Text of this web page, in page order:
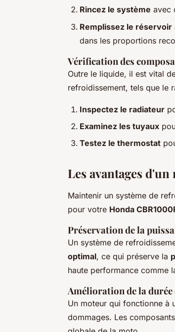
Rincez le système avec
Remplissez le réservoir
dans les proportions
Vérification des
Outre le liquide, il est vital
refroidissement, tels que le
Inspectez le radiateur
Examinez les tuyaux
Testez le thermostat
Les avantages
Maintenir un système de
pour votre Honda
Préservation de la
Un système de
optimal, ce qui préserve la
haute performance comme
Amélioration de la durée
Un moteur qui fonctionne à
dommages. Les